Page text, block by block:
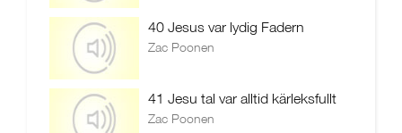
40 Jesus var lydig Fadern
Zac Poonen
41 Jesu tal var alltid kärleksfullt
Zac Poonen